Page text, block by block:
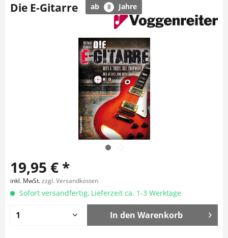
Die E-Gitarre ab 8 Jahre
19,95 € *
inkl. MwSt.zzgl. Versandkosten
Sofort versandfertig, Lieferzeit ca. 1-3 Werktage
In den Warenkorb